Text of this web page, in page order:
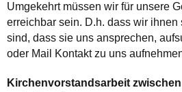
Umgekehrt müssen wir für unsere
erreichbar sein. D.h. dass wir ihnen
sind, dass sie uns ansprechen,
oder Mail Kontakt zu uns
Kirchenvorstandsarbeit